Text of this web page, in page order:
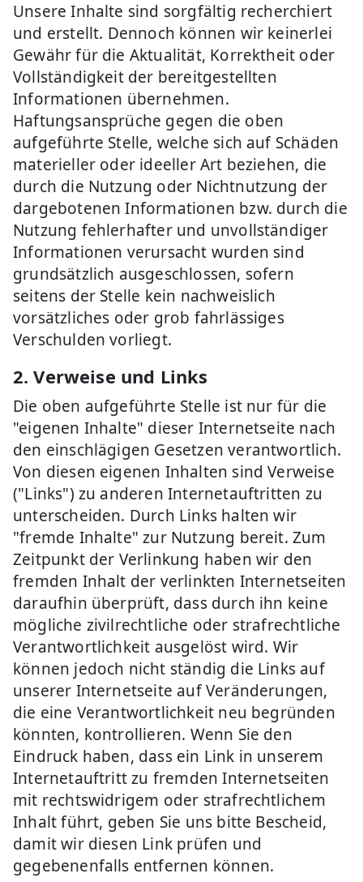
Unsere Inhalte sind sorgfältig recherchiert
und erstellt. Dennoch können wir keinerlei
Gewähr für die Aktualität, Korrektheit oder
Vollständigkeit der bereitgestellten
Informationen übernehmen.
Haftungsansprüche gegen die oben
aufgeführte Stelle, welche sich auf Schäden
materieller oder ideeller Art beziehen, die
durch die Nutzung oder Nichtnutzung der
dargebotenen Informationen bzw. durch die
Nutzung fehlerhafter und unvollständiger
Informationen verursacht wurden sind
grundsätzlich ausgeschlossen, sofern
seitens der Stelle kein nachweislich
vorsätzliches oder grob fahrlässiges
Verschulden vorliegt.
2. Verweise und Links
Die oben aufgeführte Stelle ist nur für die
"eigenen Inhalte" dieser Internetseite nach
den einschlägigen Gesetzen verantwortlich.
Von diesen eigenen Inhalten sind Verweise
("Links") zu anderen Internetauftritten zu
unterscheiden. Durch Links halten wir
"fremde Inhalte" zur Nutzung bereit. Zum
Zeitpunkt der Verlinkung haben wir den
fremden Inhalt der verlinkten Internetseiten
daraufhin überprüft, dass durch ihn keine
mögliche zivilrechtliche oder strafrechtliche
Verantwortlichkeit ausgelöst wird. Wir
können jedoch nicht ständig die Links auf
unserer Internetseite auf Veränderungen,
die eine Verantwortlichkeit neu begründen
könnten, kontrollieren. Wenn Sie den
Eindruck haben, dass ein Link in unserem
Internetauftritt zu fremden Internetseiten
mit rechtswidrigem oder strafrechtlichem
Inhalt führt, geben Sie uns bitte Bescheid,
damit wir diesen Link prüfen und
gegebenenfalls entfernen können.